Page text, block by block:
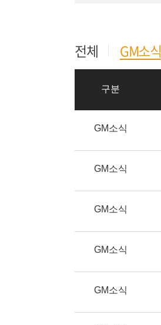
전체 GM소식
구분
GM소식
GM소식
GM소식
GM소식
GM소식